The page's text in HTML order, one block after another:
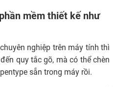
mềm thiết kế như
nghiệp trên máy tính thì
quy tắc gõ, mà có thể chèn
sẵn trong máy rồi.